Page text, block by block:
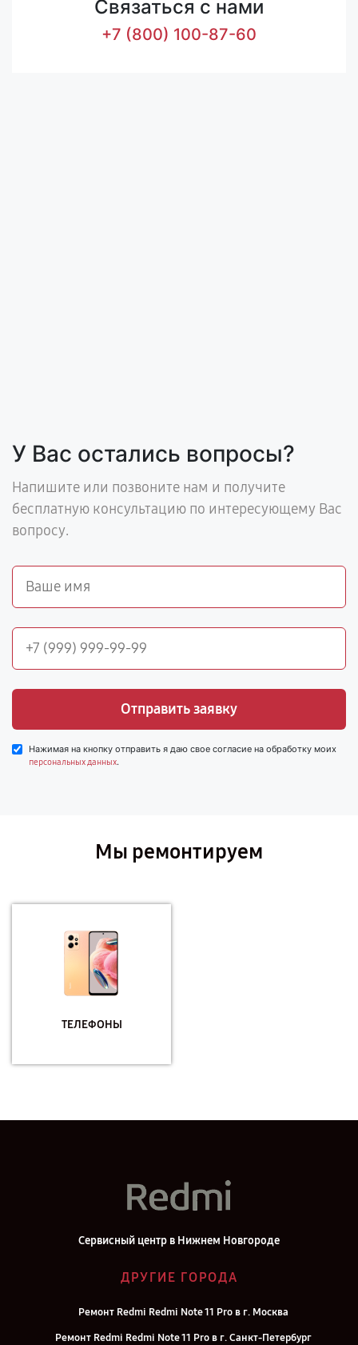
Связаться с нами
+7 (800) 100-87-60
У Вас остались вопросы?
Напишите или позвоните нам и получите
бесплатную консультацию по интересующему Вас
вопросу.
Отправить заявку
Нажимая на кнопку отправить я даю свое согласие на обработку моих
персональных данных.
Мы ремонтируем
ТЕЛЕФОНЫ
Сервисный центр в Нижнем Новгороде
ДРУГИЕ ГОРОДА
Ремонт Redmi Redmi Note 11 Pro в г. Москва
Ремонт Redmi Redmi Note 11 Pro в г. Санкт-Петербург